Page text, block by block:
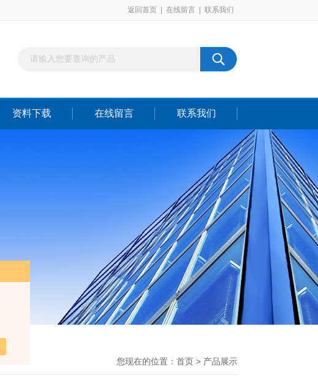
返回首页 在线留言 联系我们
资料下载 在线留言 联系我们
您现在的位置： 首页 > 产品展示